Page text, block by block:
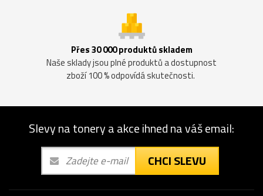
Přes 30 000 produktů skladem
Naše sklady jsou plné produktů a dostupnost
zboží 100 % odpovídá skutečnosti.
Slevy na tonery a akce ihned na váš email:
CHCI SLEVU